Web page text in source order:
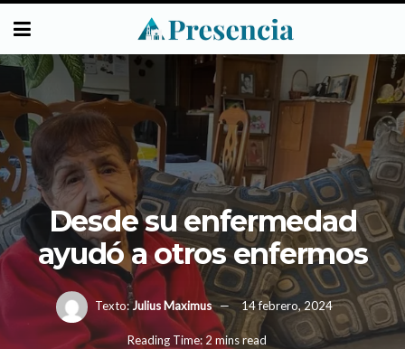
Desde su enfermedad
ayudó a otros enfermos
Texto:Julius Maximus 14 febrero, 2024
Reading Time: 2 mins read